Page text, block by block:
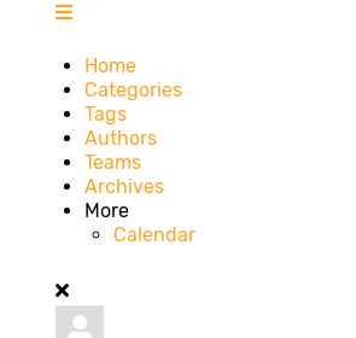
Home
Categories
Tags
Authors
Teams
Archives
More
Calendar